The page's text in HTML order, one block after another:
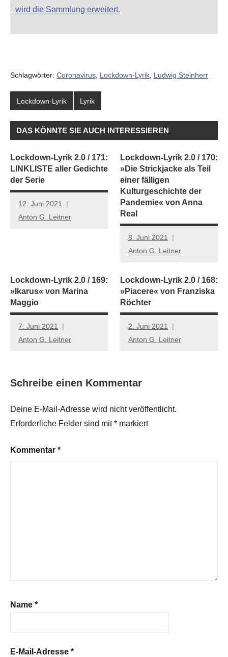
wird die Sammlung erweitert.
Schlagwörter: Coronavirus, Lockdown-Lyrik, Ludwig Steinherr
Lockdown-Lyrik Lyrik
DAS KÖNNTE SIE AUCH INTERESSIEREN
Lockdown-Lyrik 2.0 / 171:
LINKLISTE aller Gedichte
der Serie
12. Juni 2021
Anton G. Leitner
Lockdown-Lyrik 2.0 / 170:
»Die Strickjacke als Teil
einer fälligen
Kulturgeschichte der
Pandemie« von Anna
Real
8. Juni 2021
Anton G. Leitner
Lockdown-Lyrik 2.0 / 169:
»Ikarus« von Marina
Maggio
7. Juni 2021
Anton G. Leitner
Lockdown-Lyrik 2.0 / 168:
»Piacere« von Franziska
Röchter
2. Juni 2021
Anton G. Leitner
Schreibe einen Kommentar
Deine E-Mail-Adresse wird nicht veröffentlicht.
Erforderliche Felder sind mit* markiert
Kommentar *
Name *
E-Mail-Adresse *